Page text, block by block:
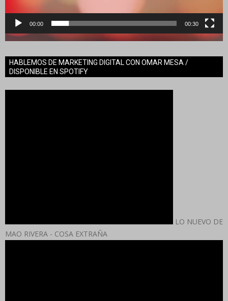
00:00 00:30
HABLEMOS DE MARKETING DIGITAL CON OMAR MESA /
DISPONIBLE EN SPOTIFY
LO NUEVO DE
MAO RIVERA - COSA EXTRAÑA